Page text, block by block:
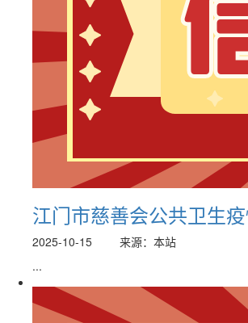
江门市慈善会公共卫生
2025-10-15
来源：本站
...